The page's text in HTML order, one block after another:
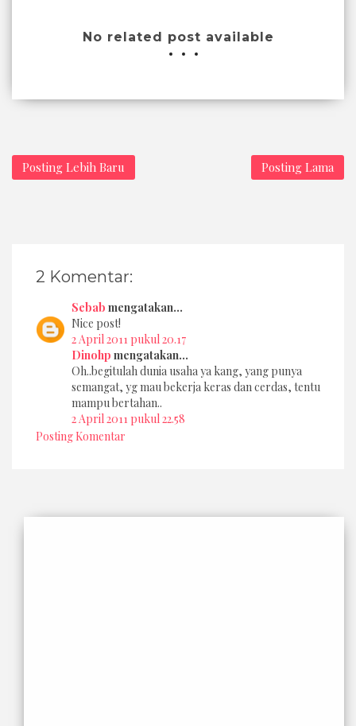
No related post available
Posting Lebih Baru Posting Lama
2 Komentar:
Sebab mengatakan...
Nice post!
2 April 2011 pukul 20.17
Dinohp mengatakan...
Oh..begitulah dunia usaha ya kang, yang punya
semangat, yg mau bekerja keras dan cerdas, tentu
mampu bertahan..
2 April 2011 pukul 22.58
Posting Komentar